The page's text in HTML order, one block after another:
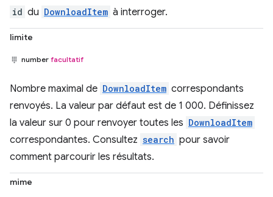
id du DownloadItem à interroger.
limite
number facultatif
Nombre maximal de DownloadItem correspondants
renvoyés. La valeur par défaut est de 1 000. Définissez
la valeur sur 0 pour renvoyer toutes les DownloadItem
correspondantes. Consultez search pour savoir
comment parcourir les résultats.
mime